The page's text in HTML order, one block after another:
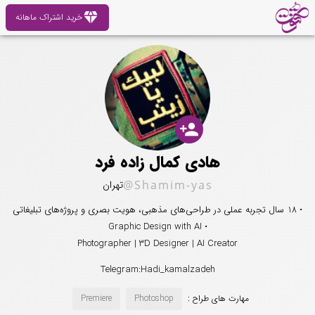
diamondخرید اشتراک ماهانه
person_add
هادی کمال زاده فرد
@Shamim-yasتهران
• 18 سال تجربه عملی در طراحی‌های مذهبی، هویت بصری و پروژه‌های تبلیغاتی
• Graphic Design with AI
Photographer | 3D Designer | AI Creator
Telegram:Hadi_kamalzadeh
مهارت های طراح : Photoshop
Premiere